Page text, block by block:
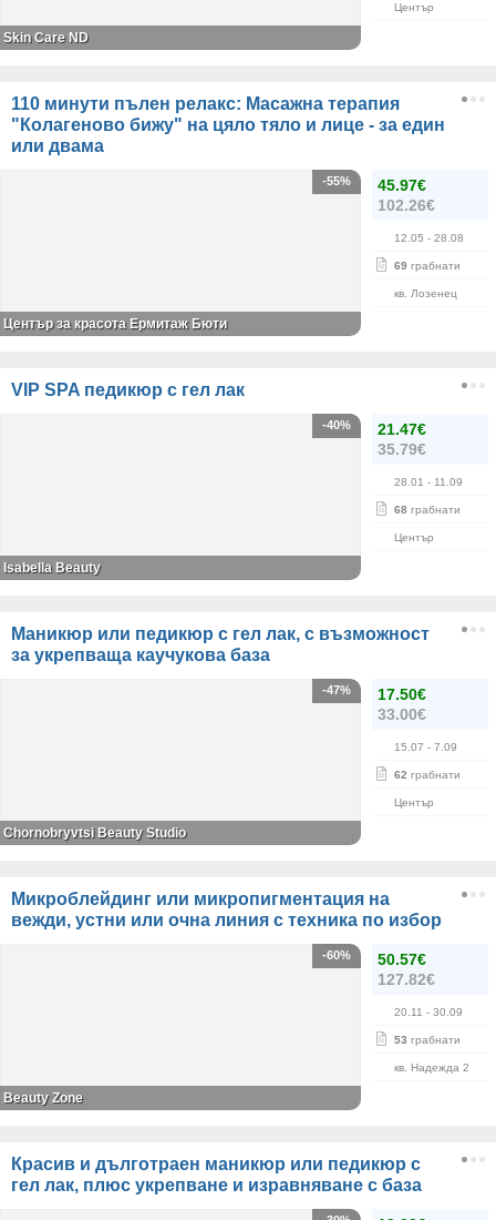
Център
Skin Care ND
110 минути пълен релакс: Масажна терапия
"Колагеново бижу" на цяло тяло и лице - за един
или двама
45.97€
102.26€
12.05 - 28.08
69 грабнати
кв. Лозенец
-55%
Център за красота Ермитаж Бюти
VIP SPA педикюр с гел лак
21.47€
35.79€
28.01 - 11.09
68 грабнати
Център
-40%
Isabella Beauty
Маникюр или педикюр с гел лак, с възможност
за укрепваща каучукова база
17.50€
33.00€
15.07 - 7.09
62 грабнати
Център
-47%
Chornobryvtsi Beauty Studio
Микроблейдинг или микропигментация на
вежди, устни или очна линия с техника по избор
50.57€
127.82€
20.11 - 30.09
53 грабнати
кв. Надежда 2
-60%
Beauty Zone
Красив и дълготраен маникюр или педикюр с
гел лак, плюс укрепване и изравняване с база